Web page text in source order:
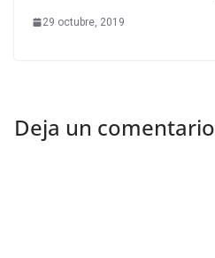
29 octubre, 2019
Deja un comentario